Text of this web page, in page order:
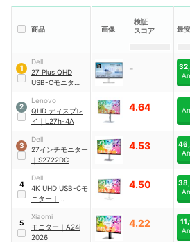
商品 画像
検証
スコア
最
1
Dell
27 Plus QHD
USB-Cモニター
-
2
Lenovo
QHD ディスプレ
イ ｜ L27h-4A
4.64
3
Dell
27インチモニター
｜ S2722DC
4.53
4
Dell
4K UHD USB-Cモ
ニター ｜
4.50
5
Xiaomi
モニター ｜ A24i
2026
4.22